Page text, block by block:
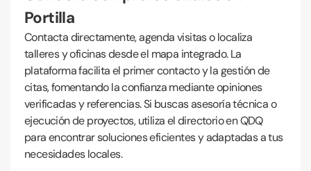
Portilla
Contacta directamente, agenda visitas o localiza
talleres y oficinas desde el mapa integrado. La
plataforma facilita el primer contacto y la gestión de
citas, fomentando la confianza mediante opiniones
verificadas y referencias. Si buscas asesoría técnica o
ejecución de proyectos, utiliza el directorio en QDQ
para encontrar soluciones eficientes y adaptadas a tus
necesidades locales.